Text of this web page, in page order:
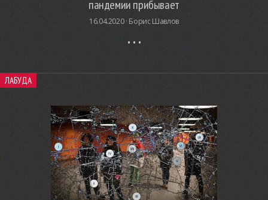
пандемии прибывает
16.04.2020 · Борис Шавлов
ЛАБУДА